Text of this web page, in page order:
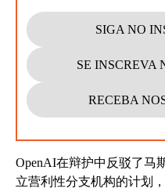
SIGA NO
SE INSCREVA
RECEBA
OpenAI在辩护中反驳了马
立营利性分支机构的计划